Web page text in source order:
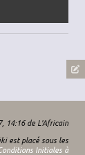
14:16 de L'Africain
est placé sous les
Initiales à